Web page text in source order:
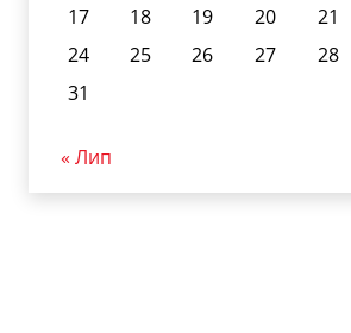
17
18 19 20 21
24
25 26 27 28
31
« Лип